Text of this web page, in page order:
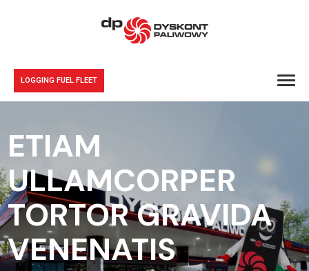
LOGGING FUEL FLEET
ETIAM
ULLAMCORPER
TORTOR GRAVIDA
VENENATIS